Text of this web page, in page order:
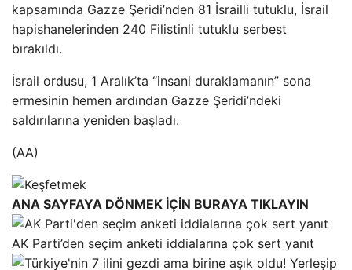
kapsamında Gazze Şeridi’nden 81 İsrailli tutuklu, İsrail
hapishanelerinden 240 Filistinli tutuklu serbest
bırakıldı.
İsrail ordusu, 1 Aralık’ta “insani duraklamanın” sona
ermesinin hemen ardından Gazze Şeridi’ndeki
saldırılarına yeniden başladı.
(AA)
ANA SAYFAYA DÖNMEK İÇİN BURAYA TIKLAYIN
AK Parti’den seçim anketi iddialarına çok sert yanıt